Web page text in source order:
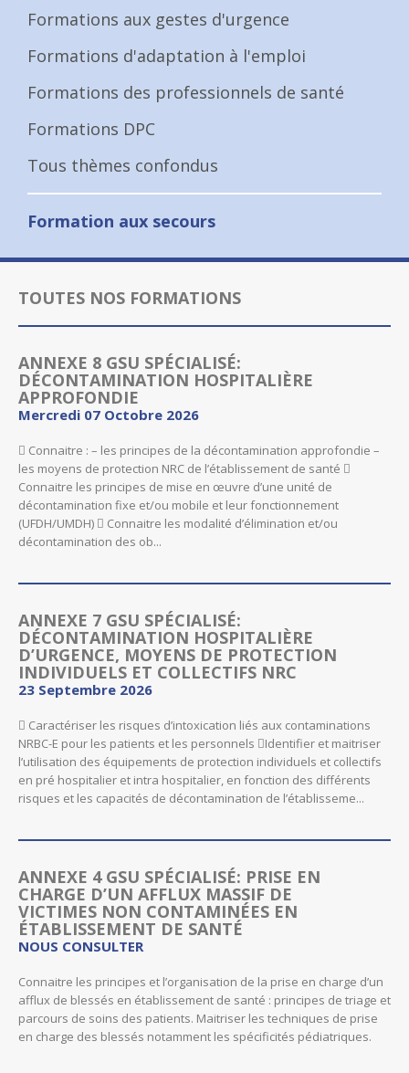
Formations aux gestes d'urgence
Formations d'adaptation à l'emploi
Formations des professionnels de santé
Formations DPC
Tous thèmes confondus
Formation aux secours
TOUTES NOS FORMATIONS
ANNEXE 8 GSU SPÉCIALISÉ:
DÉCONTAMINATION HOSPITALIÈRE
APPROFONDIE
Mercredi 07 Octobre 2026
 Connaitre : – les principes de la décontamination approfondie –
les moyens de protection NRC de l’établissement de santé 
Connaitre les principes de mise en œuvre d’une unité de
décontamination fixe et/ou mobile et leur fonctionnement
(UFDH/UMDH)  Connaitre les modalité d’élimination et/ou
décontamination des ob...
ANNEXE 7 GSU SPÉCIALISÉ:
DÉCONTAMINATION HOSPITALIÈRE
D’URGENCE, MOYENS DE PROTECTION
INDIVIDUELS ET COLLECTIFS NRC
23 Septembre 2026
 Caractériser les risques d’intoxication liés aux contaminations
NRBC-E pour les patients et les personnels Identifier et maitriser
l’utilisation des équipements de protection individuels et collectifs
en pré hospitalier et intra hospitalier, en fonction des différents
risques et les capacités de décontamination de l’établisseme...
ANNEXE 4 GSU SPÉCIALISÉ: PRISE EN
CHARGE D’UN AFFLUX MASSIF DE
VICTIMES NON CONTAMINÉES EN
ÉTABLISSEMENT DE SANTÉ
NOUS CONSULTER
Connaitre les principes et l’organisation de la prise en charge d’un
afflux de blessés en établissement de santé : principes de triage et
parcours de soins des patients. Maitriser les techniques de prise
en charge des blessés notamment les spécificités pédiatriques.